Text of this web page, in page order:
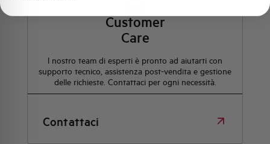
Customer
Care
l nostro team di esperti è pronto ad aiutarti con
supporto tecnico, assistenza post-vendita e gestione
delle richieste. Contattaci per ogni necessità.
Contattaci